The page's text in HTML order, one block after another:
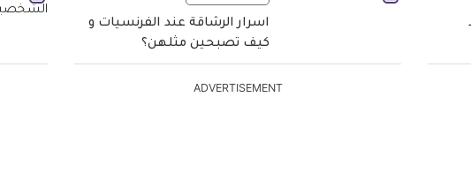
اسرار الرشاقة عند الفرنسيات و
كيف تصبحين مثلهن؟
ADVERTISEMENT